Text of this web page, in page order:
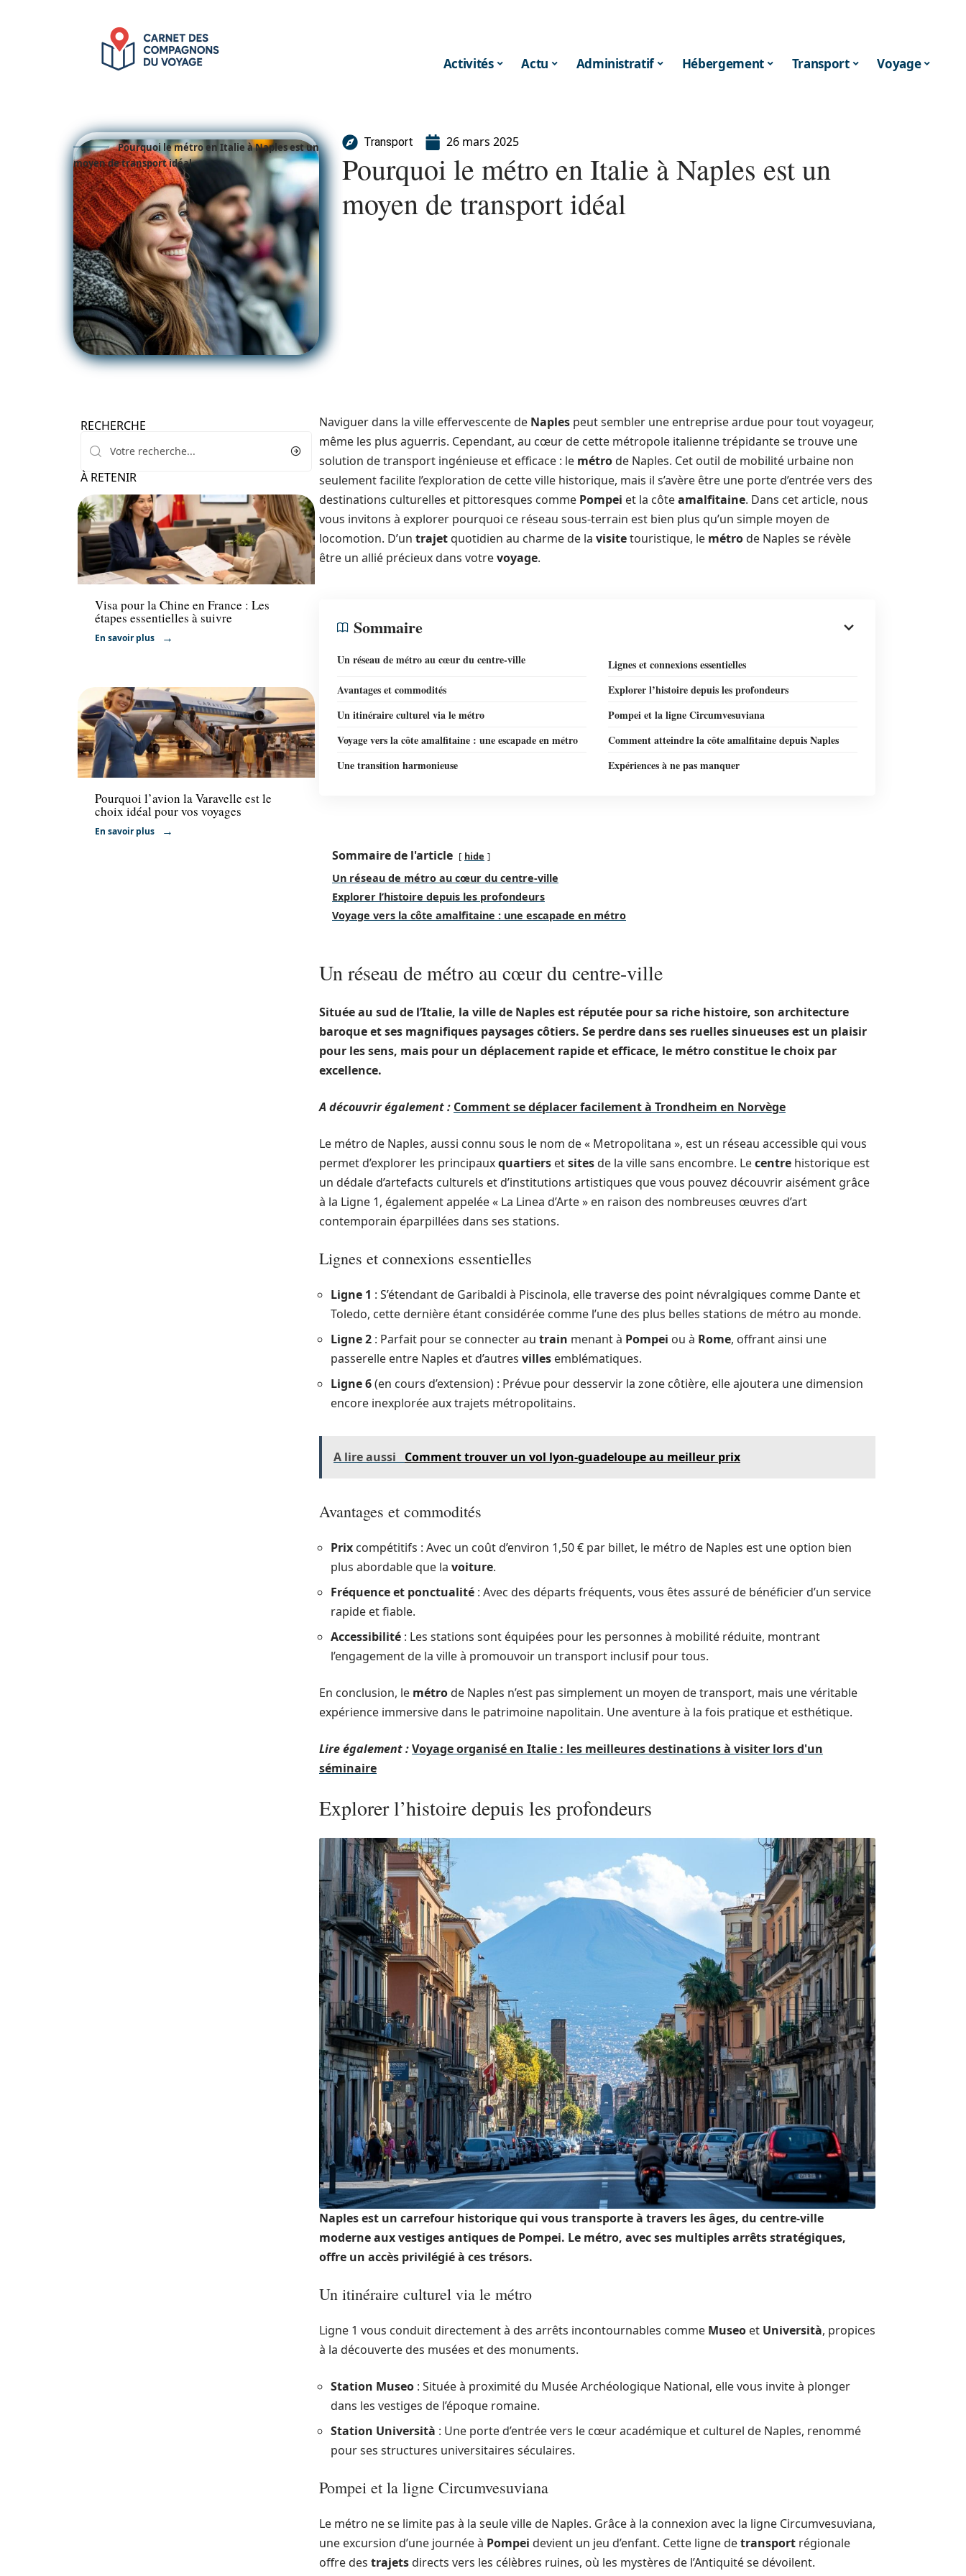
Activités Actu Administratif Hébergement Transport Voyage
Pourquoi le métro en Italie à Naples est un
moyen de transport idéal
Transport 26 mars 2025
Pourquoi le métro en Italie à Naples est un
moyen de transport idéal
RECHERCHE
À RETENIR
Actu
Visa pour la Chine en France : Les
étapes essentielles à suivre
En savoir plus
Transport
Pourquoi l’avion la Varavelle est le
choix idéal pour vos voyages
En savoir plus
Naviguer dans la ville effervescente de Naples peut sembler une entreprise ardue pour tout voyageur,
même les plus aguerris. Cependant, au cœur de cette métropole italienne trépidante se trouve une
solution de transport ingénieuse et efficace : le métrode Naples. Cet outil de mobilité urbaine non
seulement facilite l’exploration de cette ville historique, mais il s’avère être une porte d’entrée vers des
destinations culturelles et pittoresques comme Pompei et la côteamalfitaine. Dans cet article, nous
vous invitons à explorer pourquoi ce réseau sous-terrain est bien plus qu’un simple moyen de
locomotion. D’un trajetquotidien au charme de la visitetouristique, le métrode Naples se révèle
être un allié précieux dans votrevoyage.
Sommaire
Un réseau de métro au cœur du centre-ville
Lignes et connexions essentielles
Avantages et commodités
Explorer l’histoire depuis les profondeurs
Un itinéraire culturel via le métro
Pompei et la ligne Circumvesuviana
Voyage vers la côte amalfitaine : une escapade en métro
Comment atteindre la côte amalfitaine depuis Naples
Une transition harmonieuse
Expériences à ne pas manquer
Sommaire de l'article hide
Un réseau de métro au cœur du centre-ville
Explorer l’histoire depuis les profondeurs
Voyage vers la côte amalfitaine : une escapade en métro
Un réseau de métro au cœur du centre-ville
Située au sud de l’Italie, la villede Naplesest réputée pour sa riche histoire, son architecture
baroque et ses magnifiques paysages côtiers. Se perdre dans ses ruelles sinueuses est un plaisir
pour les sens, mais pour un déplacement rapide et efficace, le métroconstitue le choix par
excellence.
A découvrir également : Comment se déplacer facilement à Trondheim en Norvège
Le métro de Naples, aussi connu sous le nom de « Metropolitana », est un réseau accessible qui vous
permet d’explorer les principauxquartiers etsitesde la ville sans encombre. Lecentre historique est
un dédale d’artefacts culturels et d’institutions artistiques que vous pouvez découvrir aisément grâce
à la Ligne 1, également appelée « La Linea d’Arte » en raison des nombreuses œuvres d’art
contemporain éparpillées dans ses stations.
Lignes et connexions essentielles
Ligne 1 : S’étendant de Garibaldi à Piscinola, elle traverse des point névralgiques comme Dante et
Toledo, cette dernière étant considérée comme l’une des plus belles stations de métro au monde.
Ligne 2 : Parfait pour se connecter au train menant à Pompei ou à Rome, offrant ainsi une
passerelle entre Naples et d’autres villes emblématiques.
Ligne 6(en cours d’extension) : Prévue pour desservir la zone côtière, elle ajoutera une dimension
encore inexplorée aux trajets métropolitains.
A lire aussi Comment trouver un vol lyon-guadeloupe au meilleur prix
Avantages et commodités
Prix compétitifs : Avec un coût d’environ 1,50 € par billet, le métro de Naples est une option bien
plus abordable que la voiture.
Fréquence et ponctualité : Avec des départs fréquents, vous êtes assuré de bénéficier d’un service
rapide et fiable.
Accessibilité : Les stations sont équipées pour les personnes à mobilité réduite, montrant
l’engagement de la ville à promouvoir un transport inclusif pour tous.
En conclusion, le métrode Naples n’est pas simplement un moyen de transport, mais une véritable
expérience immersive dans le patrimoine napolitain. Une aventure à la fois pratique et esthétique.
Lire également :Voyage organisé en Italie : les meilleures destinations à visiter lors d'un
séminaire
Explorer l’histoire depuis les profondeurs
Naples est un carrefour historique qui vous transporte à travers les âges, du centre-ville
moderne aux vestiges antiques de Pompei. Le métro, avec ses multiples arrêts stratégiques,
offre un accès privilégié à ces trésors.
Un itinéraire culturel via le métro
Ligne 1 vous conduit directement à des arrêts incontournables comme Museo et Università, propices
à la découverte des musées et des monuments.
Station Museo : Située à proximité du Musée Archéologique National, elle vous invite à plonger
dans les vestiges de l’époque romaine.
Station Università : Une porte d’entrée vers le cœur académique et culturel de Naples, renommé
pour ses structures universitaires séculaires.
Pompei et la ligne Circumvesuviana
Le métro ne se limite pas à la seule ville de Naples. Grâce à la connexion avec la ligne Circumvesuviana,
une excursion d’une journée à Pompei devient un jeu d’enfant. Cette ligne detransport régionale
offre des trajetsdirects vers les célèbres ruines, où les mystères de l’Antiquité se dévoilent.